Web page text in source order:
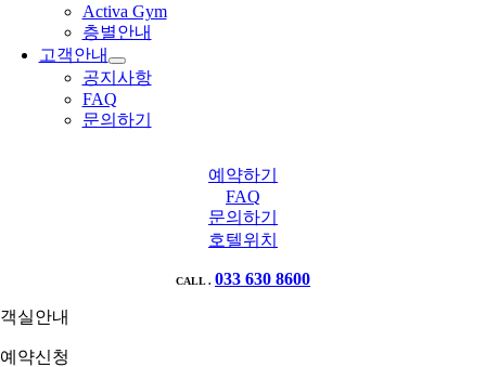
Activa Gym
층별안내
고객안내
공지사항
FAQ
문의하기
예약하기
FAQ
문의하기
호텔위치
CALL . 033 630 8600
객실안내
예약신청